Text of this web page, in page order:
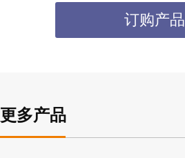
订购产品
更多产品